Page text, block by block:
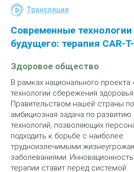
Трансляция
Современные
будущего: терапия CAR-
Здоровое общество
В рамках национального проекта
технологии сбережения
Правительством нашей страны
амбициозная задача по развитию
технологий, позволяющих
подходить к борьбе с наиболее
трудноизлечимыми
заболеваниями.
терапии ставит перед системой